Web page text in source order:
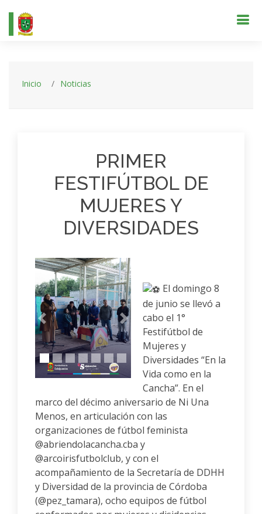
Inicio Noticias
PRIMER
FESTIFÚTBOL DE
MUJERES Y
DIVERSIDADES
Anterior Siguiente
El domingo 8
de junio se llevó a
cabo el 1°
Festifútbol de
Mujeres y
Diversidades “En la
Vida como en la
Cancha”. En el
marco del décimo aniversario de Ni Una
Menos, en articulación con las
organizaciones de fútbol feminista
@abriendolacancha.cba y
@arcoirisfutbolclub, y con el
acompañamiento de la Secretaría de DDHH
y Diversidad de la provincia de Córdoba
(@pez_tamara), ocho equipos de fútbol